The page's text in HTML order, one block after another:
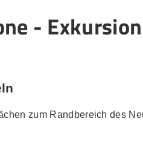
- Exkursion
zum Randbereich des